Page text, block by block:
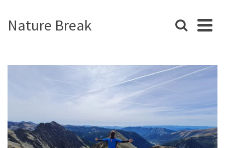
Nature Break